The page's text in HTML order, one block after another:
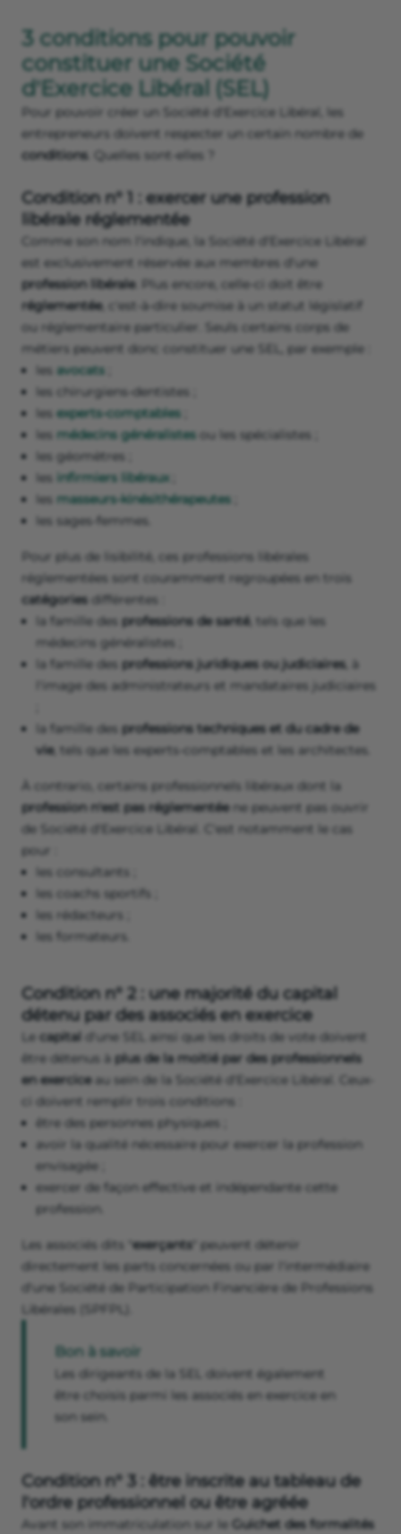
3 conditions pour pouvoir
constituer une Société
d'Exercice Libéral (SEL)
Pour pouvoir créer un Société d'Exercice Libéral, les
entrepreneurs doivent respecter un certain nombre de
conditions. Quelles sont-elles ?
Condition n° 1 : exercer une profession
libérale réglementée
Comme son nom l'indique, la Société d'Exercice Libéral
est exclusivement réservée aux membres d'une
profession libérale. Plus encore, celle-ci doit être
réglementée, c'est-à-dire soumise à un statut législatif
ou réglementaire particulier. Seuls certains corps de
métiers peuvent donc constituer une SEL, par exemple :
les avocats
les chirurgiens-dentistes ;
les experts-comptables
les médecins généralistes ou les spécialistes ;
les géomètres ;
les infirmiers libéraux
les masseurs-kinésithérapeutes
les sages-femmes.
Pour plus de lisibilité, ces professions libérales
réglementées sont couramment regroupées en trois
catégories différentes :
la famille des professions de santé, tels que les
médecins généralistes ;
la famille des professions juridiques ou judiciaires, à
l'image des administrateurs et mandataires judiciaires
la famille des professions techniques et du cadre de
vie, tels que les experts-comptables et les architectes.
À contrario, certains professionnels libéraux dont la
profession n'est pas réglementéene peuvent pas ouvrir
de Société d'Exercice Libéral. C'est notamment le cas
pour :
les consultants ;
les coachs sportifs ;
les rédacteurs ;
les formateurs.
Condition n° 2 : une majorité du capital
détenu par des associés en exercice
Le capital d'une SEL ainsi que les droits de vote doivent
être détenus à plus de la moitié par des professionnels
en exerciceau sein de la Société d'Exercice Libéral. Ceux-
ci doivent remplir trois conditions :
être des personnes physiques ;
avoir la qualité nécessaire pour exercer la profession
envisagée ;
exercer de façon effective et indépendante cette
profession.
Les associés dits " exerçants " peuvent détenir
directement les parts concernées ou par l'intermédiaire
d'une Société de Participation Financière de Professions
Libérales (SPFPL).
Bon à savoir
Les dirigeants de la SEL doivent également
être choisis parmi les associés en exercice en
son sein.
Condition n° 3 : être inscrite au tableau de
l'ordre professionnel ou être agréée
Avant son immatriculation sur le
Guichet des formalités